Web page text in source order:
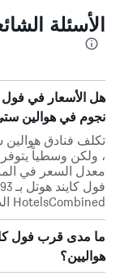
الأسئلة
نجوم في هوالين
معدل السعر في
HotelsCombined الذين يخططون لزيارة هوالين ستي.
ما مدى قرب فول
هواليين؟